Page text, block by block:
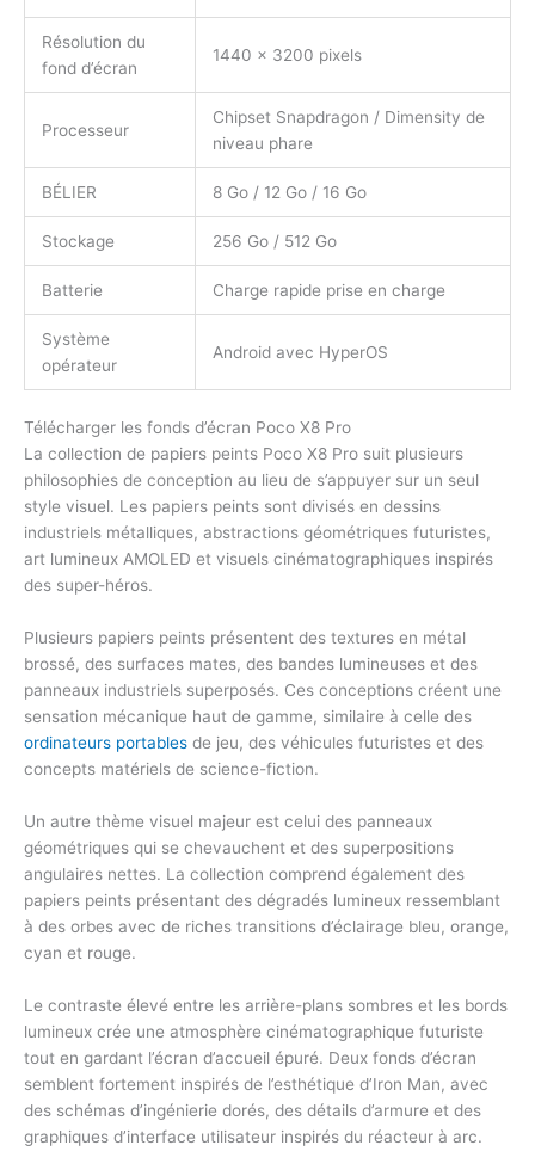
Résolution du
fond d’écran
1440 × 3200 pixels
Processeur
Chipset Snapdragon / Dimensity de
niveau phare
BÉLIER 8 Go / 12 Go / 16 Go
Stockage 256 Go / 512 Go
Batterie Charge rapide prise en charge
Système
opérateur
Android avec HyperOS
Télécharger les fonds d’écran Poco X8 Pro
La collection de papiers peints Poco X8 Pro suit plusieurs
philosophies de conception au lieu de s’appuyer sur un seul
style visuel. Les papiers peints sont divisés en dessins
industriels métalliques, abstractions géométriques futuristes,
art lumineux AMOLED et visuels cinématographiques inspirés
des super-héros.
Plusieurs papiers peints présentent des textures en métal
brossé, des surfaces mates, des bandes lumineuses et des
panneaux industriels superposés. Ces conceptions créent une
sensation mécanique haut de gamme, similaire à celle des
ordinateurs portables de jeu, des véhicules futuristes et des
concepts matériels de science-fiction.
Un autre thème visuel majeur est celui des panneaux
géométriques qui se chevauchent et des superpositions
angulaires nettes. La collection comprend également des
papiers peints présentant des dégradés lumineux ressemblant
à des orbes avec de riches transitions d’éclairage bleu, orange,
cyan et rouge.
Le contraste élevé entre les arrière-plans sombres et les bords
lumineux crée une atmosphère cinématographique futuriste
tout en gardant l’écran d’accueil épuré. Deux fonds d’écran
semblent fortement inspirés de l’esthétique d’Iron Man, avec
des schémas d’ingénierie dorés, des détails d’armure et des
graphiques d’interface utilisateur inspirés du réacteur à arc.